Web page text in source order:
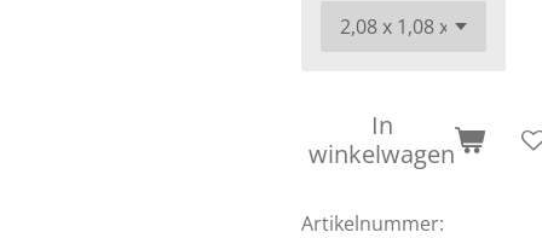
In
winkelwagen
Artikelnummer: